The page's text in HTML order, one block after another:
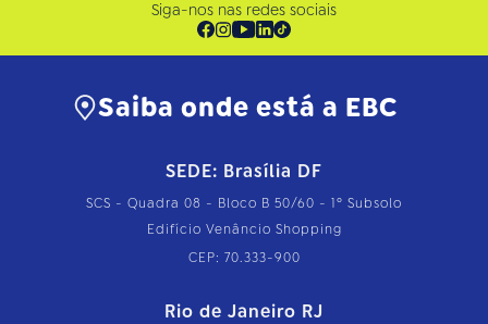
Siga-nos nas redes sociais
Saiba onde está a EBC
SEDE: Brasília DF
SCS - Quadra 08 - Bloco B 50/60 - 1º Subsolo
Edifício Venâncio Shopping
CEP: 70.333-900
Rio de Janeiro RJ